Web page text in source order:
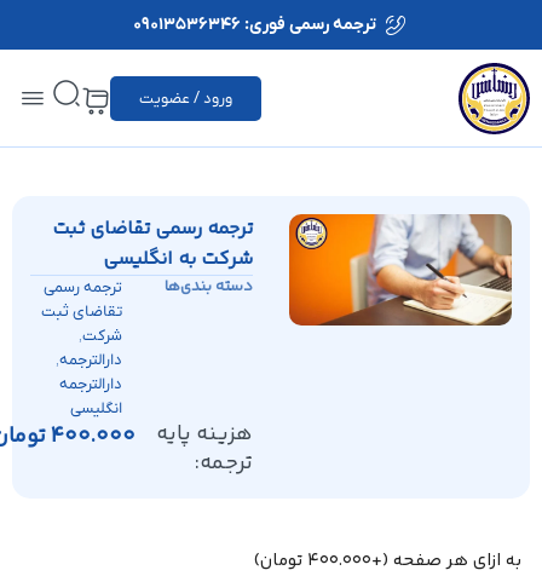
ترجمه رسمی فوری: 09013536346
ورود / عضویت
ترجمه رسمی تقاضای ثبت
شرکت به انگلیسی
دسته بندی‌ها
ترجمه رسمی
تقاضای ثبت
شرکت,
دارالترجمه,
دارالترجمه
انگلیسی
هزینه پایه
ترجمه:
400.000تومان
به ازای هر صفحه(+
400.000تومان)